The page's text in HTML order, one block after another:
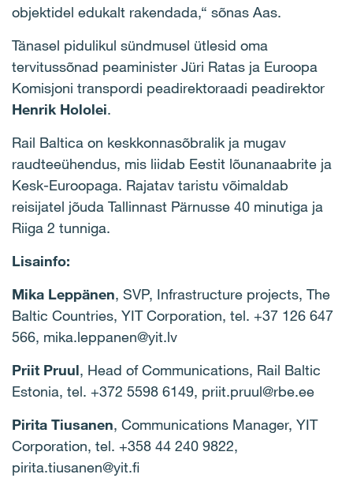
objektidel edukalt rakendada,“ sõnas Aas.
Tänasel pidulikul sündmusel ütlesid oma
tervitussõnad peaminister Jüri Ratas ja Euroopa
Komisjoni transpordi peadirektoraadi peadirektor
Henrik Hololei.
Rail Baltica on keskkonnasõbralik ja mugav
raudteeühendus, mis liidab Eestit lõunanaabrite ja
Kesk-Euroopaga. Rajatav taristu võimaldab
reisijatel jõuda Tallinnast Pärnusse 40 minutiga ja
Riiga 2 tunniga.
Lisainfo:
Mika Leppänen, SVP, Infrastructure projects, The
Baltic Countries, YIT Corporation, tel. +37 126 647
566, mika.leppanen@yit.lv
Priit Pruul, Head of Communications, Rail Baltic
Estonia, tel. +372 5598 6149, priit.pruul@rbe.ee
Pirita Tiusanen, Communications Manager, YIT
Corporation, tel. +358 44 240 9822,
pirita.tiusanen@yit.fi